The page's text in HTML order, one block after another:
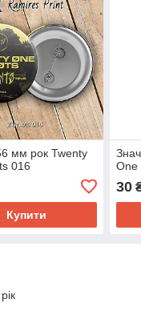
мм рок Twenty
016
Купити
One
30